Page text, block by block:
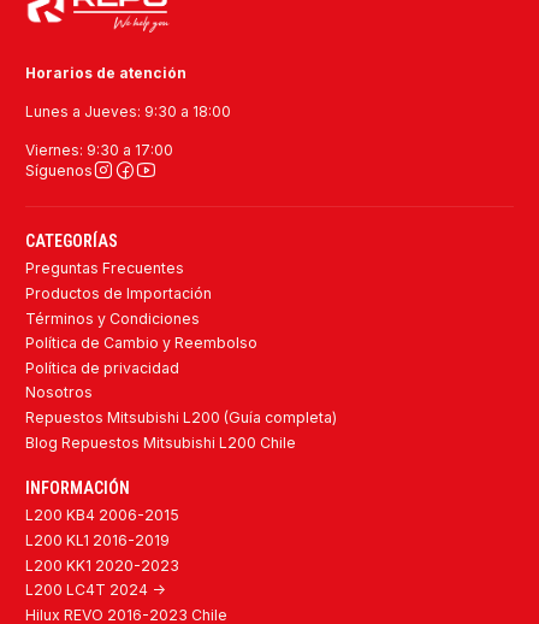
Horarios de atención
Lunes a Jueves: 9:30 a 18:00
Viernes: 9:30 a 17:00
Síguenos
CATEGORÍAS
Preguntas Frecuentes
Productos de Importación
Términos y Condiciones
Política de Cambio y Reembolso
Política de privacidad
Nosotros
Repuestos Mitsubishi L200 (Guía completa)
Blog Repuestos Mitsubishi L200 Chile
INFORMACIÓN
L200 KB4 2006-2015
L200 KL1 2016-2019
L200 KK1 2020-2023
L200 LC4T 2024 ->
Hilux REVO 2016-2023 Chile